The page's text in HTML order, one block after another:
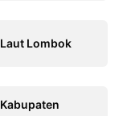
Laut Lombok
Kabupaten